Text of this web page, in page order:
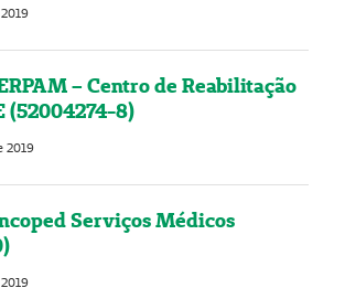
– Centro de Reabilitação
(52004274-8)
2019
Serviços Médicos